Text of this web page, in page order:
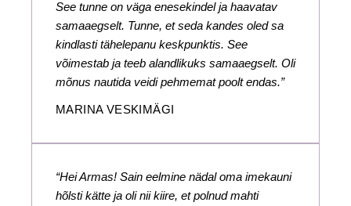
See tunne on väga enesekindel ja haavatav
samaaegselt. Tunne, et seda kandes oled sa
kindlasti tähelepanu keskpunktis. See
võimestab ja teeb alandlikuks samaaegselt. Oli
mõnus nautida veidi pehmemat poolt endas.”
MARINA VESKIMÄGI
“Hei Armas! Sain eelmine nädal oma imekauni
hõlsti kätte ja oli nii kiire, et polnud mahti